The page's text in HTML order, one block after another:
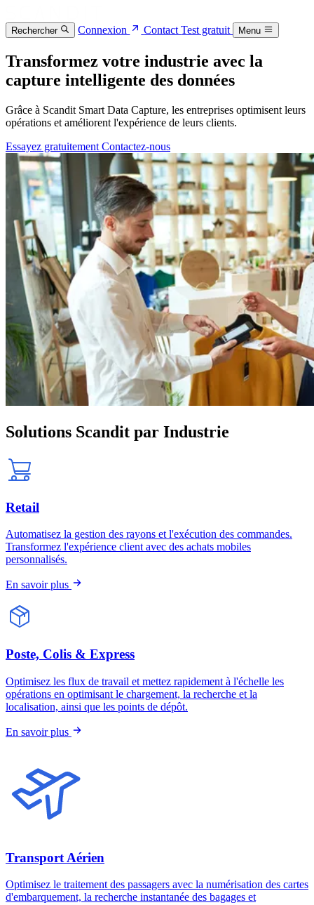
Rechercher Connexion ContactTest gratuit Menu
Transformez votre industrie avec la
capture intelligente des données
Grâce à Scandit Smart Data Capture, les entreprises optimisent leurs
opérations et améliorent l'expérience de leurs clients.
Essayez gratuitement Contactez-nous
Solutions Scandit par Industrie
Retail
Automatisez la gestion des rayons et l'exécution des commandes.
Transformez l'expérience client avec des achats mobiles
personnalisés.
En savoir plus
Poste, Colis & Express
Optimisez les flux de travail et mettez rapidement à l'échelle les
opérations en optimisant le chargement, la recherche et la
localisation, ainsi que les points de dépôt.
En savoir plus
Transport Aérien
Optimisez le traitement des passagers avec la numérisation des cartes
d'embarquement, la recherche instantanée des bagages et